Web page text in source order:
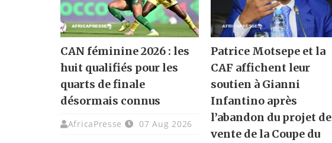
CAN féminine 2026 : les
huit qualifiés pour les
quarts de finale
désormais connus
AfricaPresse 07 Aug 2026
Patrice Motsepe et la
CAF affichent leur
soutien à Gianni
Infantino après
l’abandon du projet de
vente de la Coupe du